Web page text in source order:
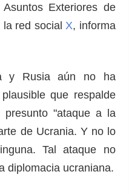
Exteriores de
red social X, informa
y Rusia aún no ha
que respalde
presunto "ataque a la
de Ucrania. Y no lo
Tal ataque no
diplomacia ucraniana.